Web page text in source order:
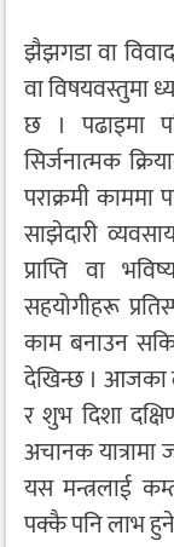
झैझगडा वा
वा विषयवस्तुमा
छ । पढाइमा
सिर्जनात्मक
पराक्रमी
साझेदारी
प्राप्ति वा
सहयोगीहरू
काम बनाउन
देखिन्छ । आजका
र शुभ दिशा
अचानक यात्रामा
यस मन्त्रलाई
पक्कै पनि लाभ